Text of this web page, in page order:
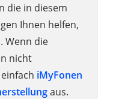
die in diesem
Ihnen helfen,
Wenn die
nicht
iMyFonen
aus.